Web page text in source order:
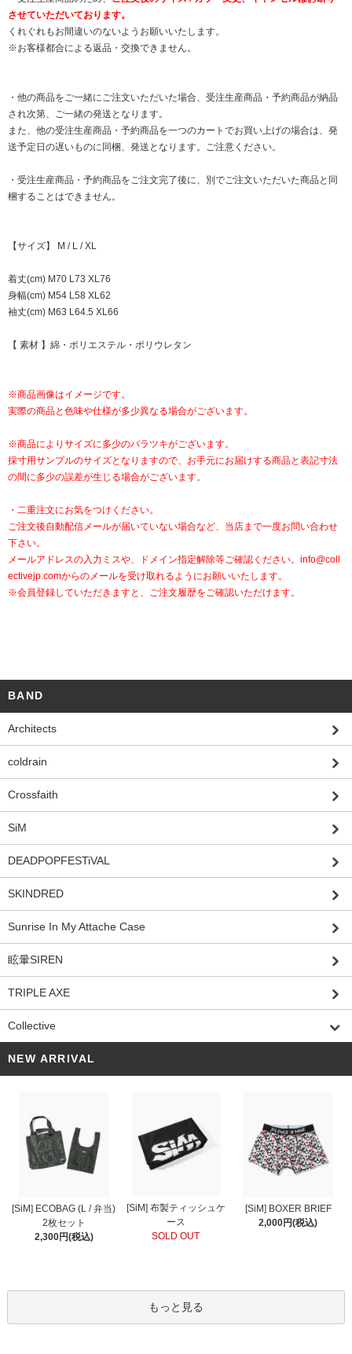
させていただいております。
くれぐれもお間違いのないようお願いいたします。
※お客様都合による返品・交換できません。
・他の商品をご一緒にご注文いただいた場合、受注生産商品・予約商品が納品
され次第、ご一緒の発送となります。
また、他の受注生産商品・予約商品を一つのカートでお買い上げの場合は、発
送予定日の遅いものに同梱、発送となります。ご注意ください。
・受注生産商品・予約商品をご注文完了後に、別でご注文いただいた商品と同
梱することはできません。
【サイズ】 M / L / XL
着丈(cm) M70 L73 XL76
身幅(cm) M54 L58 XL62
袖丈(cm) M63 L64.5 XL66
【 素材 】綿・ポリエステル・ポリウレタン
※商品画像はイメージです。
実際の商品と色味や仕様が多少異なる場合がございます。
※商品によりサイズに多少のバラツキがございます。
採寸用サンプルのサイズとなりますので、お手元にお届けする商品と表記寸法
の間に多少の誤差が生じる場合がございます。
・二重注文にお気をつけください。
ご注文後自動配信メールが届いていない場合など、当店まで一度お問い合わせ
下さい。
メールアドレスの入力ミスや、ドメイン指定解除等ご確認ください。 info@coll
ectivejp.comからのメールを受け取れるようにお願いいたします。
※会員登録していただきますと、ご注文履歴をご確認いただけます。
BAND
Architects
coldrain
Crossfaith
SiM
DEADPOPFESTiVAL
SKINDRED
Sunrise In My Attache Case
眩暈SIREN
TRIPLE AXE
Collective
NEW ARRIVAL
[SiM] ECOBAG (L / 弁当)
2枚セット
2,300円(税込)
[SiM] 布製ティッシュケ
ース
SOLD OUT
[SiM] BOXER BRIEF
2,000円(税込)
もっと見る